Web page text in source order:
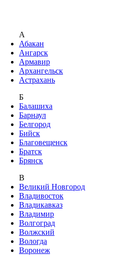
А
Абакан
Ангарск
Армавир
Архангельск
Астрахань
Б
Балашиха
Барнаул
Белгород
Бийск
Благовещенск
Братск
Брянск
В
Великий Новгород
Владивосток
Владикавказ
Владимир
Волгоград
Волжский
Вологда
Воронеж